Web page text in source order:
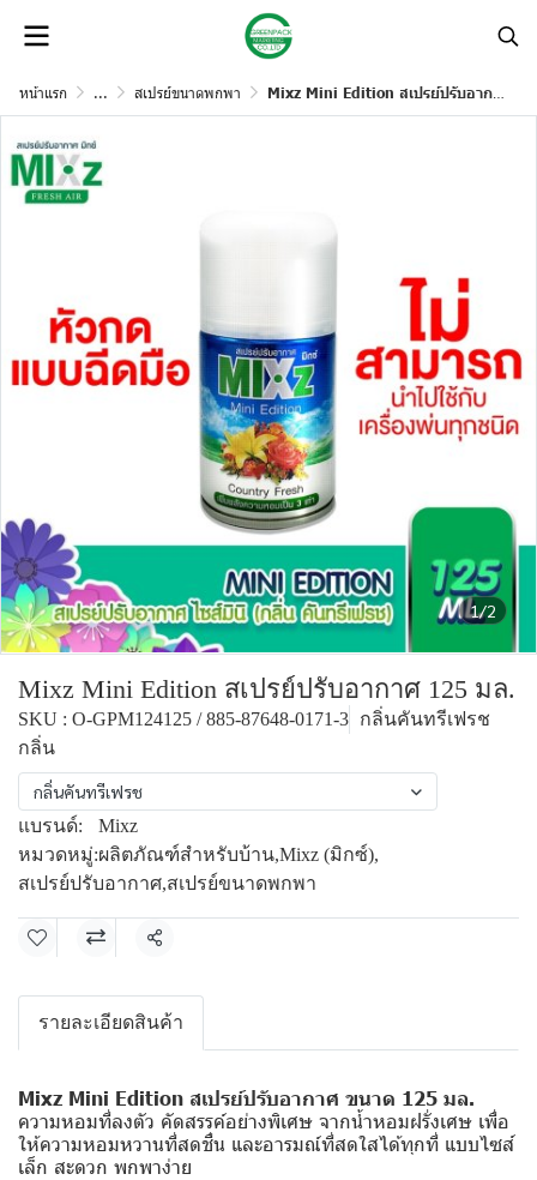
หน้าแรก ... สเปรย์ขนาดพกพา Mixz Mini Edition สเปรย์ปรับอากาศ 125 มล.
1/2
Mixz Mini Edition สเปรย์ปรับอากาศ 125 มล.
SKU : O-GPM124125 / 885-87648-0171-3 กลิ่นคันทรีเฟรช
กลิ่น
กลิ่นคันทรีเฟรช
แบรนด์:
Mixz
หมวดหมู่:ผลิตภัณฑ์สำหรับบ้าน,Mixz (มิกซ์),
สเปรย์ปรับอากาศ,สเปรย์ขนาดพกพา
แชร์
รายละเอียดสินค้า
Mixz Mini Edition สเปรย์ปรับอากาศ ขนาด 125 มล.
ความหอมที่ลงตัว คัดสรรค์อย่างพิเศษ จากน้ำหอมฝรั่งเศษ เพื่อ
ให้ความหอมหวานที่สดชื่น และอารมณ์ที่สดใสได้ทุกที่ แบบไซส์
เล็ก สะดวก พกพาง่าย